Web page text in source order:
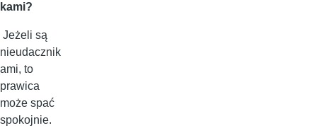
kami?
Jeżeli są
nieudacznik
ami, to
prawica
może spać
spokojnie.